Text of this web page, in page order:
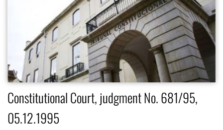
Constitutional Court, judgment No. 681/95,
05.12.1995